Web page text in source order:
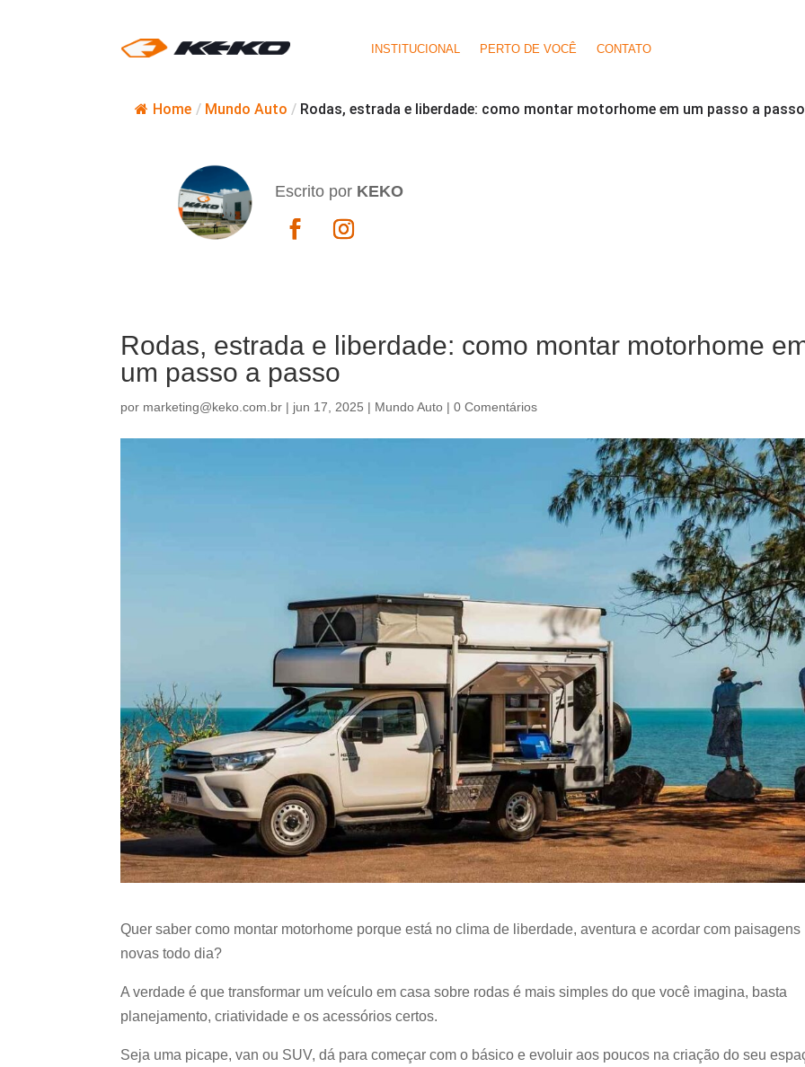
INSTITUCIONAL PERTO DE VOCÊ CONTATO
Home / Mundo Auto / Rodas, estrada e liberdade: como montar motorhome em um passo a passo
Escrito por KEKO
Rodas, estrada e liberdade: como montar motorhome
um passo a passo
por marketing@keko.com.br | jun 17, 2025 | Mundo Auto |0 Comentários
Quer saber como montar motorhome porque está no clima de liberdade, aventura e acordar com paisagens
novas todo dia?
A verdade é que transformar um veículo em casa sobre rodas é mais simples do que você imagina, basta
planejamento, criatividade e os acessórios certos.
Seja uma picape, van ou SUV, dá para começar com o básico e evoluir aos poucos na criação do seu